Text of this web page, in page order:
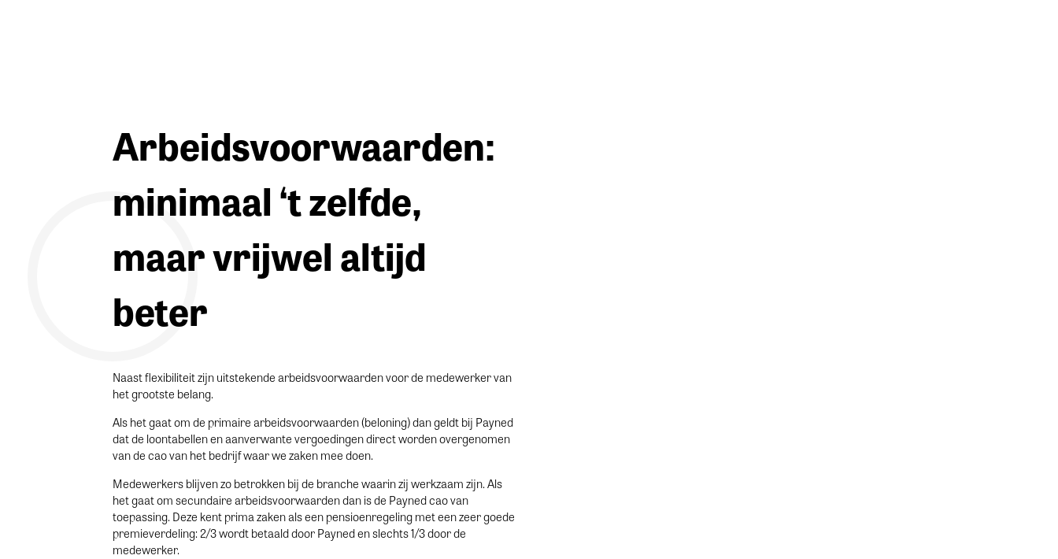
Arbeidsvoorwaarden:
minimaal ‘t zelfde,
maar vrijwel altijd
beter
Naast flexibiliteit zijn uitstekende arbeidsvoorwaarden voor de medewerker van
het grootste belang.
Als het gaat om de primaire arbeidsvoorwaarden (beloning) dan geldt bij Payned
dat de loontabellen en aanverwante vergoedingen direct worden overgenomen
van de cao van het bedrijf waar we zaken mee doen.
Medewerkers blijven zo betrokken bij de branche waarin zij werkzaam zijn. Als
het gaat om secundaire arbeidsvoorwaarden dan is de Payned cao van
toepassing. Deze kent prima zaken als een pensioenregeling met een zeer goede
premieverdeling: 2/3 wordt betaald door Payned en slechts 1/3 door de
medewerker.